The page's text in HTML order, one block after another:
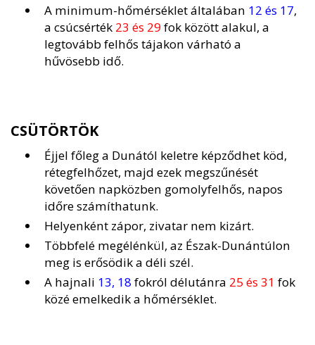
A minimum-hőmérséklet általában 12 és 17,
a csúcsérték 23 és 29fok között alakul, a
legtovább felhős tájakon várható a
hűvösebb idő.
CSÜTÖRTÖK
Éjjel főleg a Dunától keletre képződhet köd,
rétegfelhőzet, majd ezek megszűnését
követően napközben gomolyfelhős, napos
időre számíthatunk.
Helyenként zápor, zivatar nem kizárt.
Többfelé megélénkül, az Észak-Dunántúlon
meg is erősödik a déli szél.
A hajnali 13, 18 fokról délutánra 25 és 31 fok
közé emelkedik a hőmérséklet.